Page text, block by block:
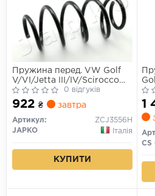
Пружина перед. VW Golf
V/VI/Jetta III/IV/Scirocco
03-17
0 відгуків
922 ₴ завтра
Артикул:
ZCJ3556H
JAPKO
Італія
КУПИТИ
1
CS